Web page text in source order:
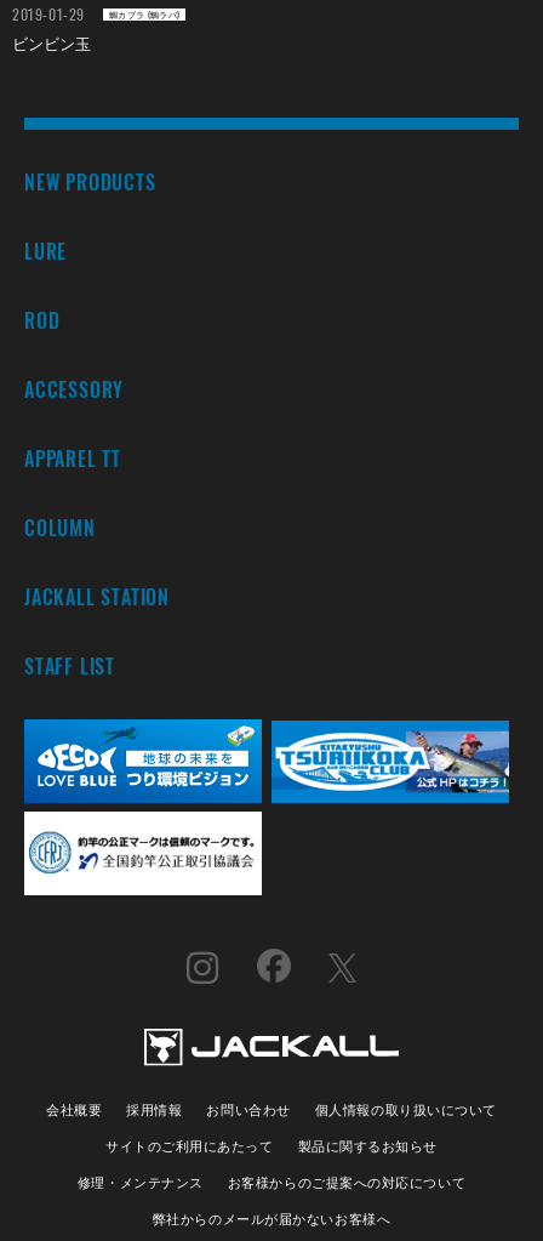
2019-01-29 鯛カブラ (鯛ラバ)
ビンビン玉
NEW PRODUCTS
LURE
ROD
ACCESSORY
APPAREL TT
COLUMN
JACKALL STATION
STAFF LIST
会社概要 採用情報 お問い合わせ
個人情報の取り扱いについて
サイトのご利用にあたって
製品に関するお知らせ
修理・メンテナンス
お客様からのご提案への対応について
弊社からのメールが届かないお客様へ